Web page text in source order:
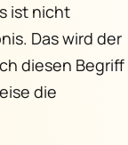
ist nicht
Das wird der
diesen Begriff
die